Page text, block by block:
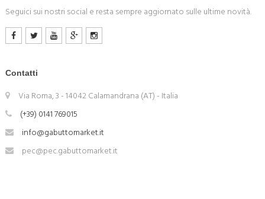
Seguici sui nostri social e resta sempre aggiornato sulle ultime novità.
Contatti
Via Roma, 3 - 14042 Calamandrana (AT) - Italia
(+39) 0141 769015
info@gabuttomarket.it
pec@pec.gabuttomarket.it